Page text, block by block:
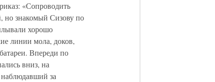
«Сопроводить
но знакомый Сизову по
хорошо
линии мола, доков,
Впереди по
вниз, на
за